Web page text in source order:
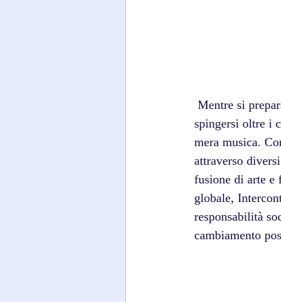
spingersi oltre i
mera musica.
attraverso
fusione di arte e
globale,
responsabilità
cambiamento